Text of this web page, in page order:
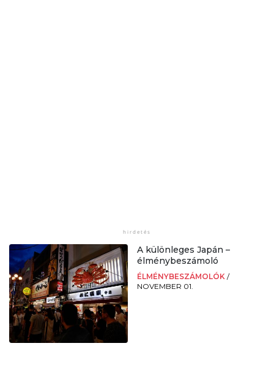
A különleges Japán –
élménybeszámoló
ÉLMÉNYBESZÁMOLÓK /
NOVEMBER 01.